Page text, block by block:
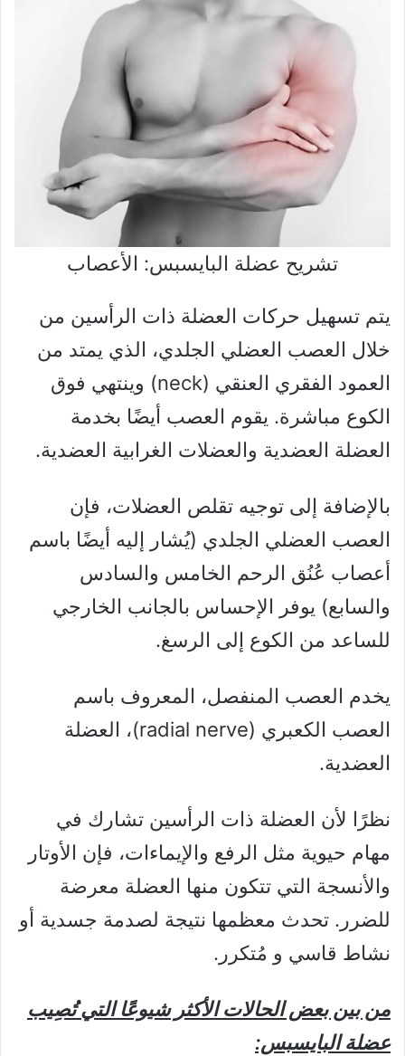
تشريح عضلة البايسبس: الأعصاب
يتم تسهيل حركات العضلة ذات الرأسين من
خلال العصب العضلي الجلدي، الذي يمتد من
العمود الفقري العنقي (neck) وينتهي فوق
الكوع مباشرة. يقوم العصب أيضًا بخدمة
العضلة العضدية والعضلات الغرابية العضدية.
بالإضافة إلى توجيه تقلص العضلات، فإن
العصب العضلي الجلدي (يُشار إليه أيضًا باسم
أعصاب عُنُق الرحم الخامس والسادس
والسابع) يوفر الإحساس بالجانب الخارجي
للساعد من الكوع إلى الرسغ.
يخدم العصب المنفصل، المعروف باسم
العصب الكعبري (radial nerve)، العضلة
العضدية.
نظرًا لأن العضلة ذات الرأسين تشارك في
مهام حيوية مثل الرفع والإيماءات، فإن الأوتار
والأنسجة التي تتكون منها العضلة معرضة
للضرر. تحدث معظمها نتيجة لصدمة جسدية أو
نشاط قاسي و مُتكرر.
من بين بعض الحالات الأكثر شيوعًا التي تُصِيب
عضلة البايسبس: